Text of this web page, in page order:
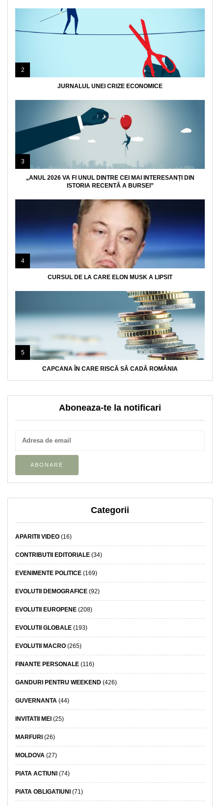
2
JURNALUL UNEI CRIZE ECONOMICE
3
„ANUL 2026 VA FI UNUL DINTRE CEI MAI INTERESANȚI DIN
ISTORIA RECENTĂ A BURSEI”
4
CURSUL DE LA CARE ELON MUSK A LIPSIT
5
CAPCANA ÎN CARE RISCĂ SĂ CADĂ ROMÂNIA
Aboneaza-te la notificari
Categorii
APARITII VIDEO (16)
CONTRIBUTII EDITORIALE (34)
EVENIMENTE POLITICE (169)
EVOLUTII DEMOGRAFICE (92)
EVOLUTII EUROPENE (208)
EVOLUTII GLOBALE (193)
EVOLUTII MACRO (265)
FINANTE PERSONALE (116)
GANDURI PENTRU WEEKEND (426)
GUVERNANTA (44)
INVITATII MEI (25)
MARFURI (26)
MOLDOVA (27)
PIATA ACTIUNI (74)
PIATA OBLIGATIUNI (71)